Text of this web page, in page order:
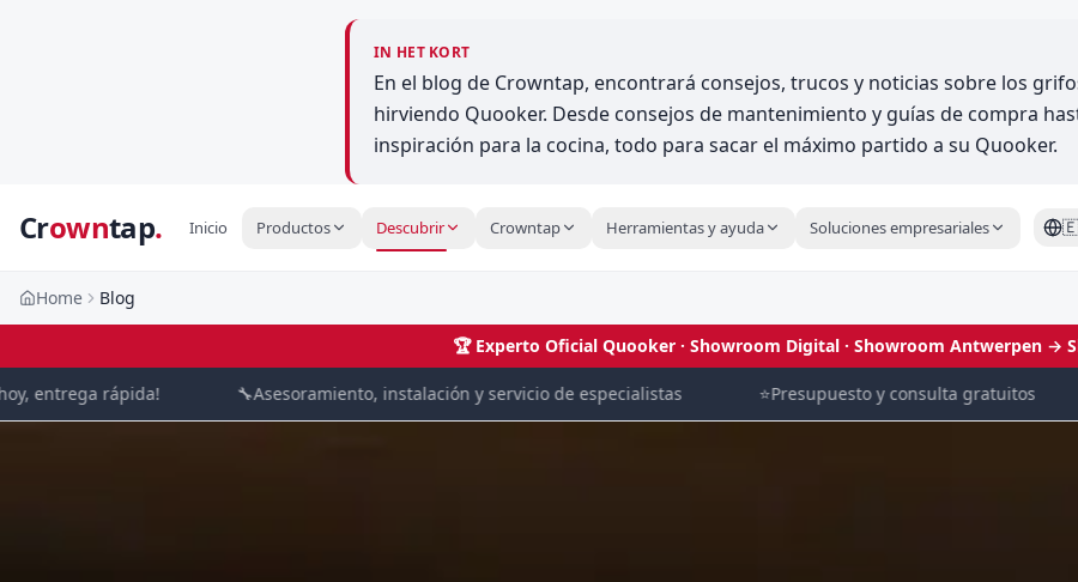
IN HET KORT
En el blog de Crowntap, encontrará consejos, trucos y noticias sobre los
hirviendo Quooker. Desde consejos de mantenimiento y guías de compra
inspiración para la cocina, todo para sacar el máximo partido a su Quooker.
Crowntap. Inicio Productos Descubrir Crowntap Herramientas y ayuda Soluciones empresariales
Home Blog
🏆 Experto Oficial Quooker · Showroom Digital· Showroom Antwerpen →
rápida! Asesoramiento, instalación y servicio de especialistas Presupuesto y consulta gratuitos